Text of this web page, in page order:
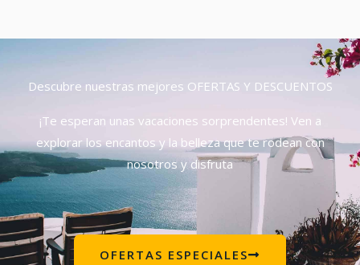
Descubre nuestras mejores OFERTAS Y DESCUENTOS
¡Te esperan unas vacaciones sorprendentes! Ven a
explorar los encantos y la belleza que te rodean con
nosotros y disfruta
OFERTAS ESPECIALES